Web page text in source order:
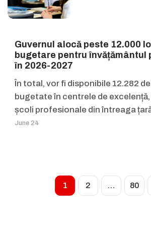
Guvernul alocă peste 12.000
bugetare pentru învățământul
în 2026-2027
În total, vor fi disponibile 12.282
bugetate în centrele de
școli profesionale din întreaga
June 24
1 2 … 80